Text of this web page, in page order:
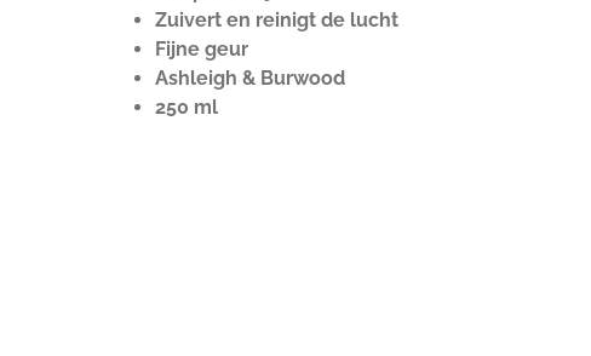
Zuivert en reinigt de lucht
Fijne geur
Ashleigh & Burwood
250 ml